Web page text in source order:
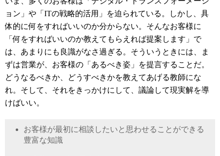
ョン」や「 ITの戦略的活用」を迫られている。しかし、具
体的に何をすればいいのか分からない。そんなお客様に
「何をすればいいのか教えてもらえれば提案します」で
は、あまりにも良識がなさ過ぎる。そういうときには、ま
ずは営業が、お客様の「あるべき姿」を提言することだ。
どうなるべきか、どうすべきかを教えてあげる教師にな
れ。そして、それをきっかけにして、議論して現実解を導
けばいい。
お客様が最初に相談したいと思わせることができる
豊富な知識